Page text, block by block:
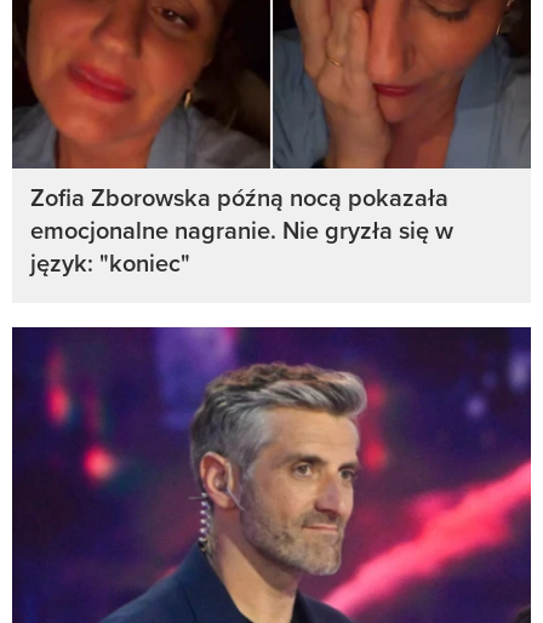
Zofia Zborowska późną nocą pokazała
emocjonalne nagranie. Nie gryzła się w
język: "koniec"